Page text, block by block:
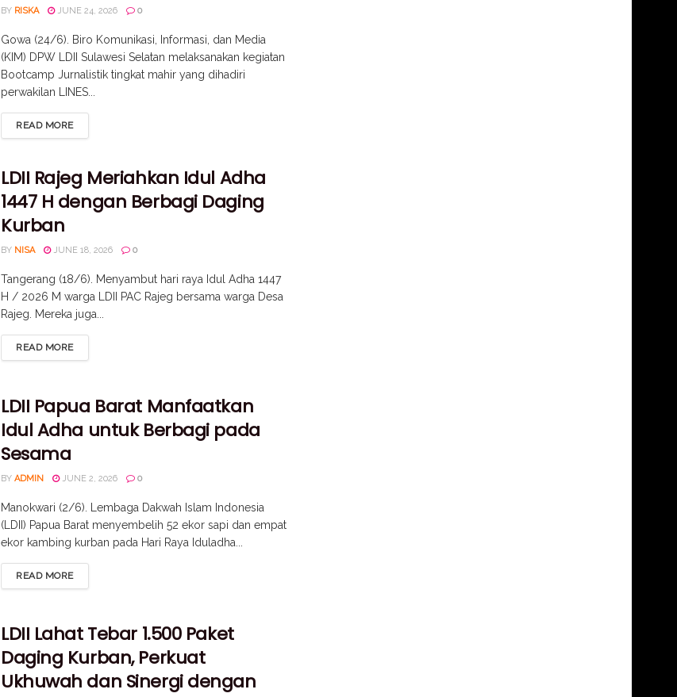
BY RISKA JUNE 24, 2026 0
Gowa (24/6). Biro Komunikasi, Informasi, dan Media
(KIM) DPW LDII Sulawesi Selatan melaksanakan kegiatan
Bootcamp Jurnalistik tingkat mahir yang dihadiri
perwakilan LINES...
READ MORE
LDII Rajeg Meriahkan Idul Adha
1447 H dengan Berbagi Daging
Kurban
BY NISA JUNE 18, 2026 0
Tangerang (18/6). Menyambut hari raya Idul Adha 1447
H / 2026 M warga LDII PAC Rajeg bersama warga Desa
Rajeg. Mereka juga...
READ MORE
LDII Papua Barat Manfaatkan
Idul Adha untuk Berbagi pada
Sesama
BY ADMIN JUNE 2, 2026 0
Manokwari (2/6). Lembaga Dakwah Islam Indonesia
(LDII) Papua Barat menyembelih 52 ekor sapi dan empat
ekor kambing kurban pada Hari Raya Iduladha...
READ MORE
LDII Lahat Tebar 1.500 Paket
Daging Kurban, Perkuat
Ukhuwah dan Sinergi dengan